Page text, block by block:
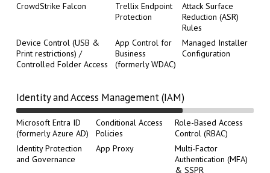
CrowdStrike Falcon
Trellix Endpoint
Protection
Attack Surface
Reduction (ASR)
Rules
Device Control (USB &
Print restrictions) /
Controlled Folder Access
App Control for
Business
(formerly WDAC)
Managed Installer
Configuration
Identity and Access Management (IAM)
Microsoft Entra ID
(formerly Azure AD)
Conditional Access
Policies
Role-Based Access
Control (RBAC)
Identity Protection
and Governance
App Proxy
Multi-Factor
Authentication (MFA)
& SSPR